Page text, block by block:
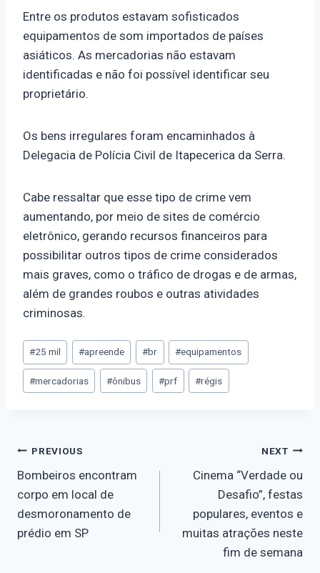
Entre os produtos estavam sofisticados
equipamentos de som importados de países
asiáticos. As mercadorias não estavam
identificadas e não foi possível identificar seu
proprietário.
Os bens irregulares foram encaminhados à
Delegacia de Polícia Civil de Itapecerica da Serra.
Cabe ressaltar que esse tipo de crime vem
aumentando, por meio de sites de comércio
eletrônico, gerando recursos financeiros para
possibilitar outros tipos de crime considerados
mais graves, como o tráfico de drogas e de armas,
além de grandes roubos e outras atividades
criminosas.
#25 mil #apreende #br #equipamentos
#mercadorias #ônibus #prf #régis
PREVIOUS
Bombeiros encontram
corpo em local de
desmoronamento de
prédio em SP
NEXT
Cinema “Verdade ou
Desafio”, festas
populares, eventos e
muitas atrações neste
fim de semana